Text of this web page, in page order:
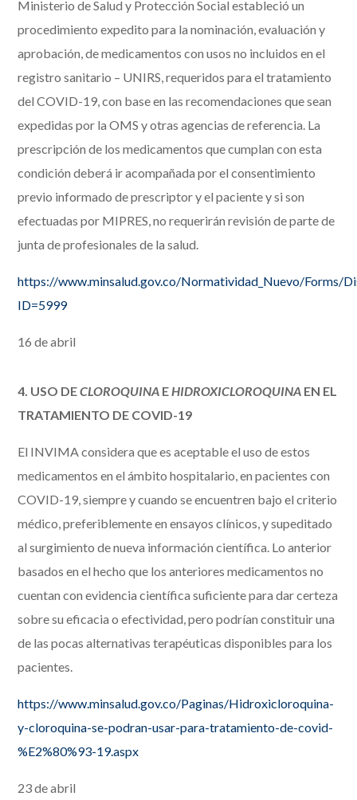
Ministerio de Salud y Protección Social estableció un
procedimiento expedito para la nominación, evaluación y
aprobación, de medicamentos con usos no incluidos en el
registro sanitario – UNIRS, requeridos para el tratamiento
del COVID-19, con base en las recomendaciones que sean
expedidas por la OMS y otras agencias de referencia. La
prescripción de los medicamentos que cumplan con esta
condición deberá ir acompañada por el consentimiento
previo informado de prescriptor y el paciente y si son
efectuadas por MIPRES, no requerirán revisión de parte de
junta de profesionales de la salud.
https://www.minsalud.gov.co/Normatividad_Nuevo/Forms/
ID=5999
16 de abril
4. USO DECLOROQUINA EHIDROXICLOROQUINA EN EL
TRATAMIENTO DE COVID-19
El INVIMA considera que es aceptable el uso de estos
medicamentos en el ámbito hospitalario, en pacientes con
COVID-19, siempre y cuando se encuentren bajo el criterio
médico, preferiblemente en ensayos clínicos, y supeditado
al surgimiento de nueva información científica. Lo anterior
basados en el hecho que los anteriores medicamentos no
cuentan con evidencia científica suficiente para dar certeza
sobre su eficacia o efectividad, pero podrían constituir una
de las pocas alternativas terapéuticas disponibles para los
pacientes.
https://www.minsalud.gov.co/Paginas/Hidroxicloroquina-
y-cloroquina-se-podran-usar-para-tratamiento-de-covid-
%E2%80%93-19.aspx
23 de abril